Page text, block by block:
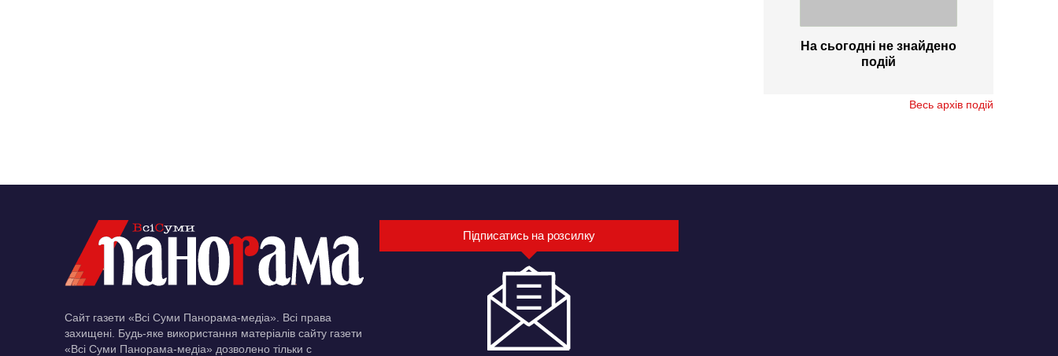
На сьогодні не знайдено
подій
Весь архів подій
Сайт газети «Всі Суми Панорама-медіа». Всі права
захищені. Будь-яке використання матеріалів сайту газети
«Всі Суми Панорама-медіа» дозволено тільки c
Підписатись на розсилку